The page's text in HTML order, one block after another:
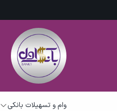
وام و تسهیلات بانکی